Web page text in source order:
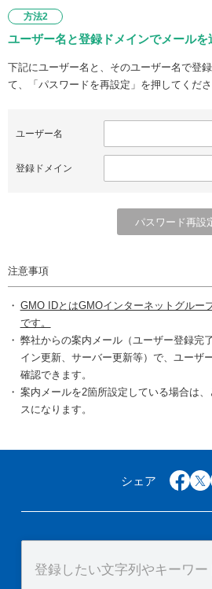
方法2
ユーザー名と登録ドメインでメールを
下記にユーザー名と、そのユーザー名で登
て、「パスワードを再設定」を押してくださ
ユーザー名
登録ドメイン
注意事項
GMO IDとはGMOインターネットグルー
です。
弊社からの案内メール（ユーザー登録完
イン更新、サーバー更新等）で、ユーザ
確認できます。
案内メールを2箇所設定している場合は
スになります。
シェア